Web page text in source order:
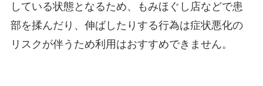
している状態となるため、もみほぐし店などで患
部を揉んだり、伸ばしたりする行為は症状悪化の
リスクが伴うため利用はおすすめできません。